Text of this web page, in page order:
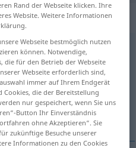
anklicken/antippen)
Rand der Webseite klicken. Ihre
Website. Weitere Informationen
Webseite bestmöglich nutzen
können. Notwendige,
die für den Betrieb der Webseite
Webseite erforderlich sind,
immer auf Ihrem Endgerät
Cookies, die der Bereitstellung
nur gespeichert, wenn Sie uns
Button Ihr Einverständnis
ohne Akzeptieren“. Sie
zukünftige Besuche unserer
Informationen zu den Cookies